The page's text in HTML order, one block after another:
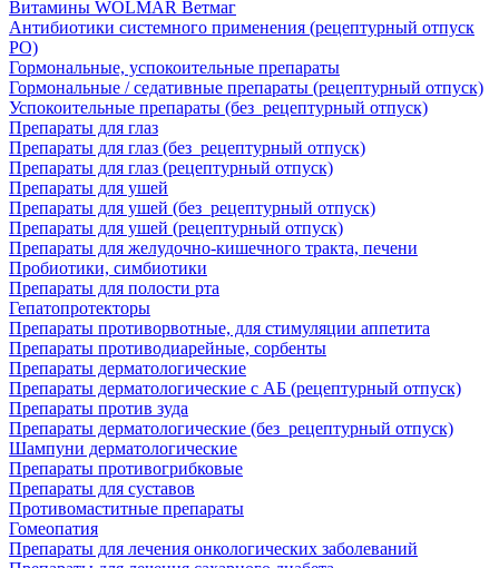
Витамины WOLMAR Ветмаг
Антибиотики системного применения (рецептурный отпуск
РО)
Гормональные, успокоительные препараты
Гормональные / седативные препараты (рецептурный отпуск)
Успокоительные препараты (без_рецептурный отпуск)
Препараты для глаз
Препараты для глаз (без_рецептурный отпуск)
Препараты для глаз (рецептурный отпуск)
Препараты для ушей
Препараты для ушей (без_рецептурный отпуск)
Препараты для ушей (рецептурный отпуск)
Препараты для желудочно-кишечного тракта, печени
Пробиотики, симбиотики
Препараты для полости рта
Гепатопротекторы
Препараты противорвотные, для стимуляции аппетита
Препараты противодиарейные, сорбенты
Препараты дерматологические
Препараты дерматологические с АБ (рецептурный отпуск)
Препараты против зуда
Препараты дерматологические (без_рецептурный отпуск)
Шампуни дерматологические
Препараты противогрибковые
Препараты для суставов
Противомаститные препараты
Гомеопатия
Препараты для лечения онкологических заболеваний